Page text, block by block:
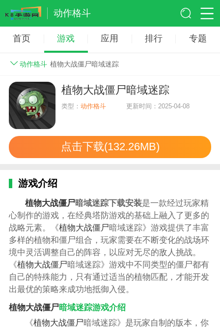
动作格斗
首页 游戏 应用 排行 专题
动作格斗 植物大战僵尸暗域迷踪
植物大战僵尸暗域迷踪
类型：动作格斗 更新时间：2025-04-08
点击下载(132.26MB)
游戏介绍
植物大战僵尸暗域迷踪下载安装是一款经过玩家精
心制作的游戏，在经典塔防游戏的基础上融入了更多的
战略元素。《植物大战僵尸暗域迷踪》游戏提供了丰富
多样的植物和僵尸组合，玩家需要在不断变化的战场环
境中灵活调整自己的阵容，以应对无尽的敌人挑战。
《植物大战僵尸暗域迷踪》游戏中不同类型的僵尸都有
自己的特殊能力，只有通过适当的植物匹配，才能开发
出最优的策略来成功地抵御入侵。
植物大战僵尸暗域迷踪游戏介绍
《植物大战僵尸暗域迷踪》是玩家自制的版本，你